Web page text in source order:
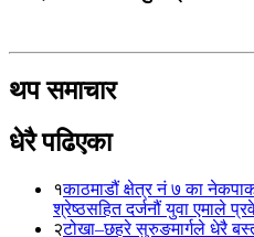
थप समाचार
धेरै पढिएका
१काठमाडौं क्षेत्र नं ७ का
श्रेष्ठसहित दर्जनौं युवा एमाले
२टोखा–छहरे सुरुङमार्गले धेरै